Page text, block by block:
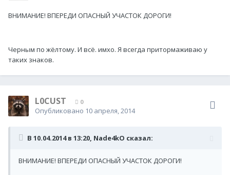
ВНИМАНИЕ! ВПЕРЕДИ ОПАСНЫЙ УЧАСТОК ДОРОГИ!
Черным по жёлтому. И всё. имхо. Я всегда притормаживаю у
таких знаков.
L0CUST 0
Опубликовано 10 апреля, 2014
В 10.04.2014 в 13:20, Nade4kO сказал:
ВНИМАНИЕ! ВПЕРЕДИ ОПАСНЫЙ УЧАСТОК ДОРОГИ!